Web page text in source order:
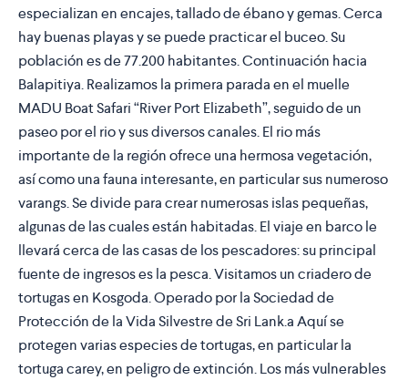
especializan en encajes, tallado de ébano y gemas. Cerca
hay buenas playas y se puede practicar el buceo. Su
población es de 77.200 habitantes. Continuación hacia
Balapitiya. Realizamos la primera parada en el muelle
MADU Boat Safari “River Port Elizabeth”, seguido de un
paseo por el rio y sus diversos canales. El rio más
importante de la región ofrece una hermosa vegetación,
así como una fauna interesante, en particular sus numeroso
varangs. Se divide para crear numerosas islas pequeñas,
algunas de las cuales están habitadas. El viaje en barco le
llevará cerca de las casas de los pescadores: su principal
fuente de ingresos es la pesca. Visitamos un criadero de
tortugas en Kosgoda. Operado por la Sociedad de
Protección de la Vida Silvestre de Sri Lank.a Aquí se
protegen varias especies de tortugas, en particular la
tortuga carey, en peligro de extinción. Los más vulnerables